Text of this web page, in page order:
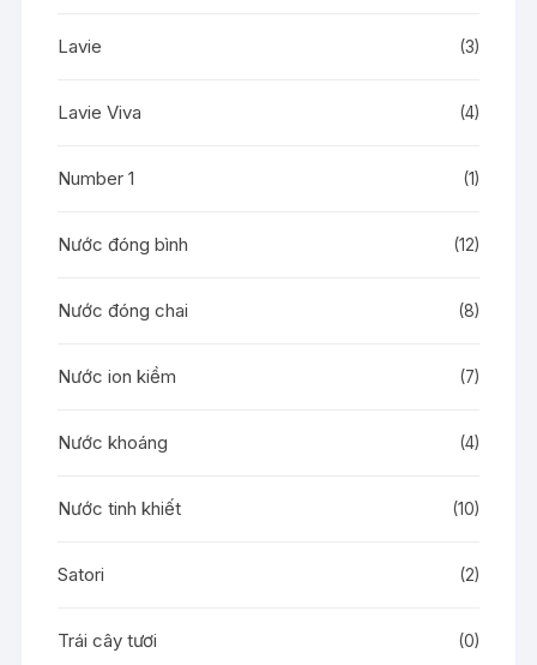
Lavie (3)
Lavie Viva (4)
Number 1 (1)
Nước đóng bình (12)
Nước đóng chai (8)
Nước ion kiềm (7)
Nước khoáng (4)
Nước tinh khiết (10)
Satori (2)
Trái cây tươi (0)